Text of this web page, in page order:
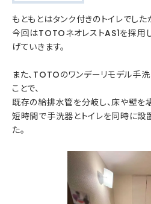
もともとはタンク付きのトイレでした
今回はTOTOネオレストAS1を採用
げていきます。
また、TOTOのワンデーリモデル手
ことで、
既存の給排水管を分岐し、床や壁を
短時間で手洗器とトイレを同時に設
た。